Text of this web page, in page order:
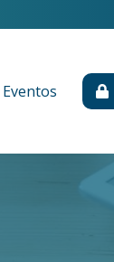
Eventos